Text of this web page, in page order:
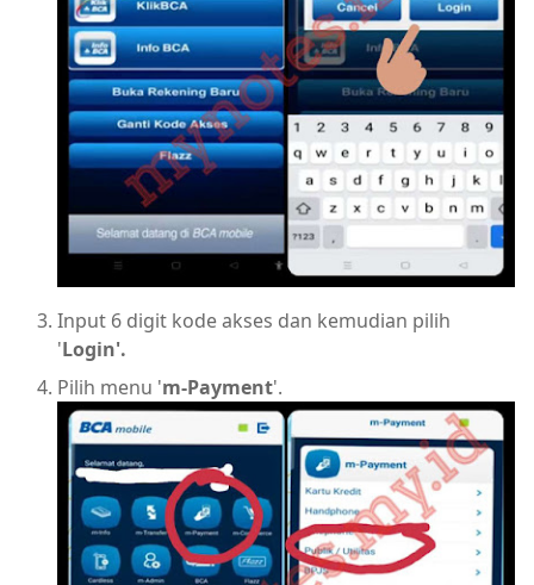
Input 6 digit kode akses dan kemudian pilih
'Login'.
Pilih menu 'm-Payment'.